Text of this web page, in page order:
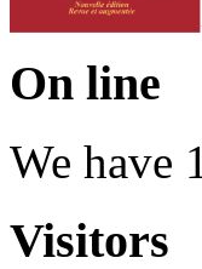
On line
We have
Visitors